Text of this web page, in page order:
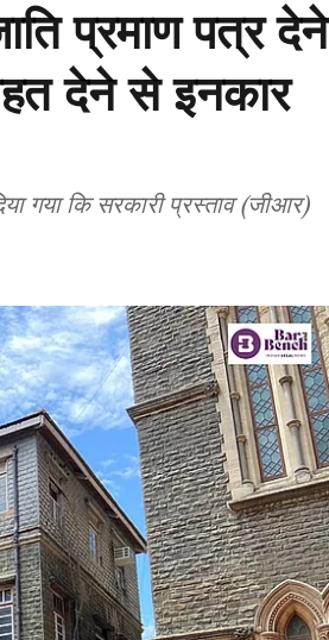
प्रमाण पत्र देने
देने से इनकार
गया कि सरकारी प्रस्ताव (जीआर)